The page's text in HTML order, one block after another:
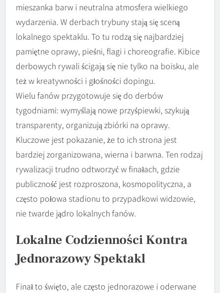
mieszanka barw i neutralna atmosfera wielkiego
wydarzenia. W derbach trybuny stają się sceną
lokalnego spektaklu. To tu rodzą się najbardziej
pamiętne oprawy, pieśni, flagi i choreografie. Kibice
derbowych rywali ścigają się nie tylko na boisku, ale
też w kreatywności i głośności dopingu.
Wielu fanów przygotowuje się do derbów
tygodniami: wymyślają nowe przyśpiewki, szykują
transparenty, organizują zbiórki na oprawy.
Kluczowe jest pokazanie, że to ich strona jest
bardziej zorganizowana, wierna i barwna. Ten rodzaj
rywalizacji trudno odtworzyć w finałach, gdzie
publiczność jest rozproszona, kosmopolityczna, a
często połowa stadionu to przypadkowi widzowie,
nie twarde jądro lokalnych fanów.
Lokalne Codzienności Kontra
Jednorazowy Spektakl
Finał to święto, ale często jednorazowe i oderwane